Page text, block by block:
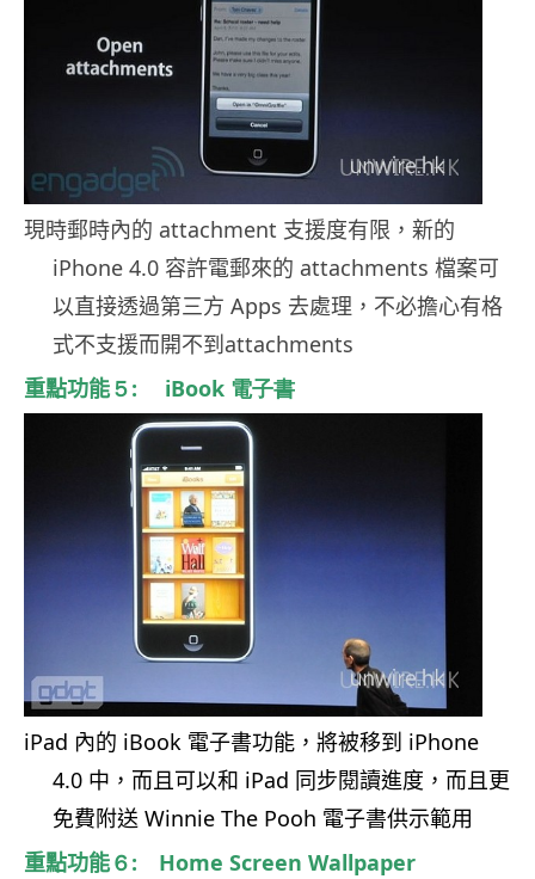
現時郵時內的 attachment 支援度有限，新的
iPhone 4.0 容許電郵來的 attachments 檔案可
以直接透過第三方 Apps 去處理，不必擔心有格
式不支援而開不到attachments
重點功能５: iBook 電子書
iPad 內的 iBook 電子書功能，將被移到 iPhone
4.0 中，而且可以和 iPad 同步閱讀進度，而且更
免費附送 Winnie The Pooh 電子書供示範用
重點功能６: Home Screen Wallpaper